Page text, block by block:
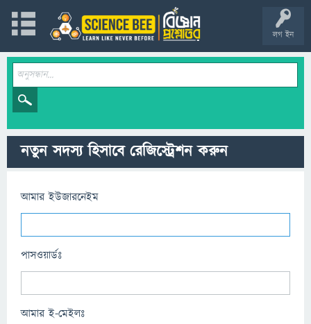
লগ ইন
নতুন সদস্য হিসাবে রেজিস্ট্রেশন করুন
আমার ইউজারনেইম
পাসওয়ার্ডঃ
আমার ই-মেইলঃ